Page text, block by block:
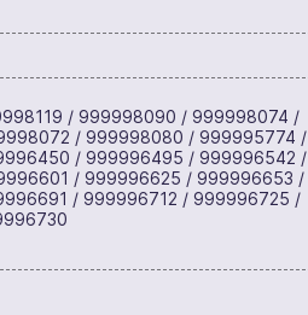
/ 999998090 / 999998074 /
/ 999998080 / 999995774 /
/ 999996495 / 999996542 /
/ 999996625 / 999996653 /
/ 999996712 / 999996725 /